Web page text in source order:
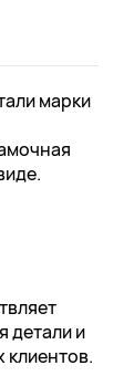
марки
детали и